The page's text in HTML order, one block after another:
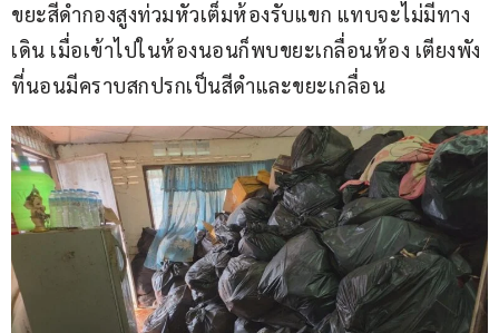
ขยะสีดำกองสูงท่วมหัวเต็มห้องรับแขก แทบจะไม่มีทาง
เดิน เมื่อเข้าไปในห้องนอนก็พบขยะเกลื่อนห้อง เตียงพัง
ที่นอนมีคราบสกปรกเป็นสีดำและขยะเกลื่อน